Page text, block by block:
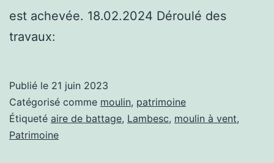
est achevée. 18.02.2024 Déroulé des
travaux:
Publié le 21 juin 2023
Catégorisé comme moulin, patrimoine
Étiqueté aire de battage, Lambesc, moulin à vent,
Patrimoine